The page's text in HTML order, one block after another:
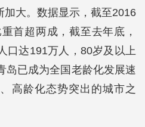
加大。数据显示，截至2016
首超两成，截至去年底，
口达191万人，80岁及以上
岛已成为全国老龄化发展速
高龄化态势突出的城市之